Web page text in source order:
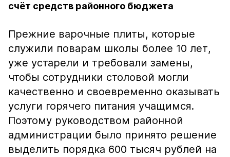
счёт средств районного бюджета
Прежние варочные плиты, которые
служили поварам школы более 10 лет,
уже устарели и требовали замены,
чтобы сотрудники столовой могли
качественно и своевременно оказывать
услуги горячего питания учащимся.
Поэтому руководством районной
администрации было принято решение
выделить порядка 600 тысяч рублей на